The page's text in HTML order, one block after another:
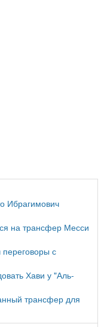
Ибрагимович
на трансфер Месси
с
Хави у "Аль-
трансфер для